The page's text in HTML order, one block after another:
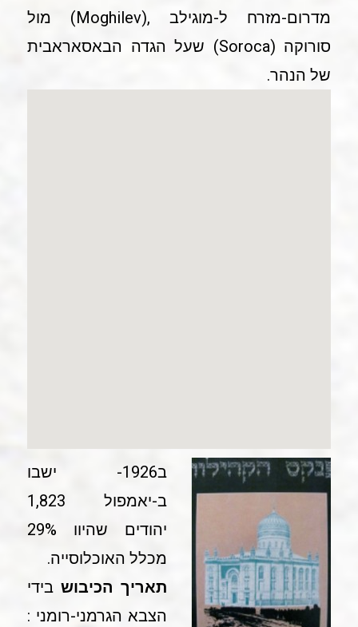
מדרום-מזרח ל-מוגילב ,(Moghilev) מול
סורוקה (Soroca) שעל הגדה הבאסאראבית
של הנהר.
ב1926- ישבו
ב-יאמפול 1,823
יהודים שהיוו 29%
מכלל האוכלוסייה.
תאריך הכיבוש בידי
הצבא הגרמני-רומני :